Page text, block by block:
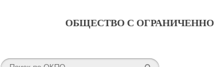
ОБЩЕСТВО С